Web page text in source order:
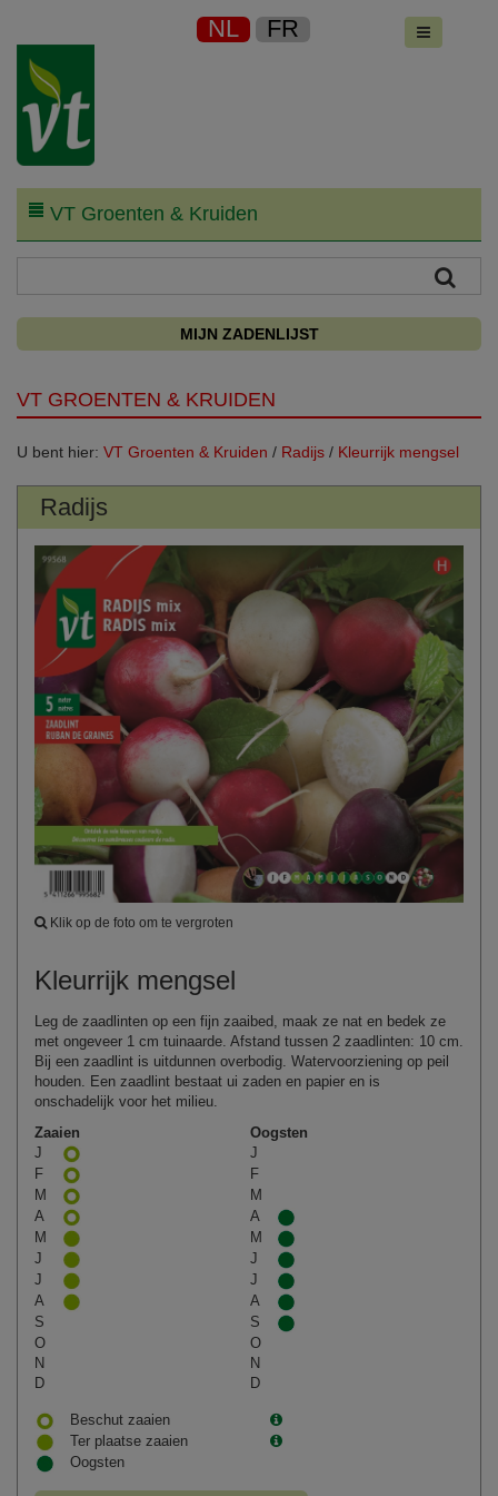
NL FR
VT Groenten & Kruiden
MIJN ZADENLIJST
VT GROENTEN & KRUIDEN
U bent hier: VT Groenten & Kruiden / Radijs / Kleurrijk mengsel
Radijs
Klik op de foto om te vergroten
Kleurrijk mengsel
Leg de zaadlinten op een fijn zaaibed, maak ze nat en bedek ze
met ongeveer 1 cm tuinaarde. Afstand tussen 2 zaadlinten: 10 cm.
Bij een zaadlint is uitdunnen overbodig. Watervoorziening op peil
houden. Een zaadlint bestaat ui zaden en papier en is
onschadelijk voor het milieu.
Zaaien
Oogsten
J
J
F
F
M
M
A
A
M
M
J
J
J
J
A
A
S
S
O
O
N
N
D
D
Beschut zaaien
Ter plaatse zaaien
Oogsten